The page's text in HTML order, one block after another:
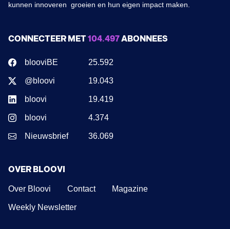
kunnen innoveren groeien en hun eigen impact maken.
CONNECTEER MET104.497ABONNEES
blooviBE 25.592
@bloovi 19.043
bloovi 19.419
bloovi 4.374
Nieuwsbrief 36.069
OVER BLOOVI
Over Bloovi Contact Magazine
Weekly Newsletter